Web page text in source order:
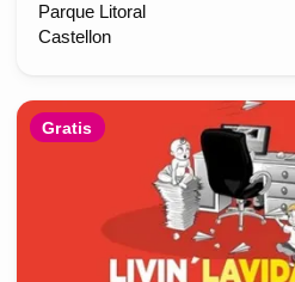
Parque Litoral
Castellon
Gratis